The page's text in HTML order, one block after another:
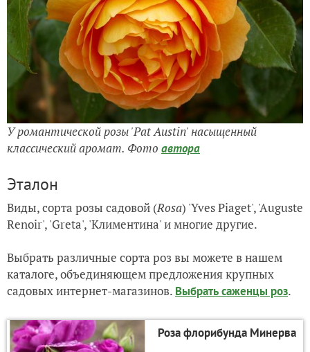
У романтической розы 'Pat Austin' насыщенный
классический аромат. Фото автора
Эталон
Виды, сорта розы садовой (Rosa) 'Yves Piaget', 'Auguste
Renoir', 'Greta', 'Климентина' и многие другие.
Выбрать различные сорта роз вы можете в нашем
каталоге, объединяющем предложения крупных
садовых интернет-магазинов. Выбрать саженцы роз.
Роза флорибунда Минерва